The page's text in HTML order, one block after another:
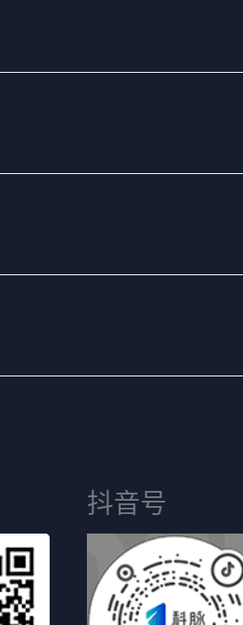
抖音号